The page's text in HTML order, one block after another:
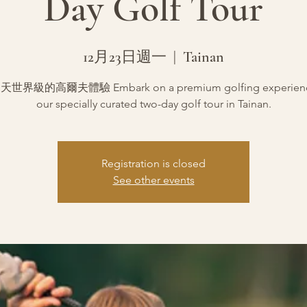
12月23日週一 Tainan
世界級的高爾夫體驗 Embark on a premium golfing
our specially curated two-day golf tour in Tainan.
Registration is closed
See other events